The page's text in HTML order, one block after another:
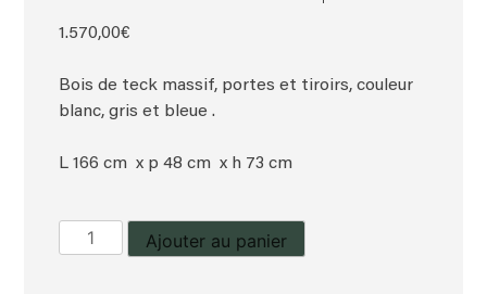
1.570,00€
Bois de teck massif, portes et tiroirs, couleur
blanc, gris et bleue .
L 166 cm x p 48 cm x h 73 cm
quantité
de
Ajouter au panier